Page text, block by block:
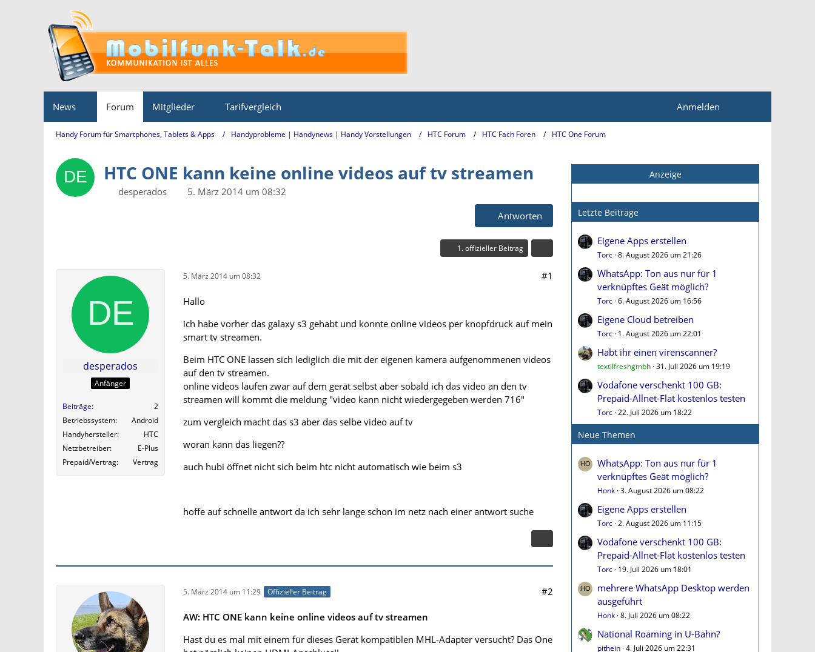
News Forum Mitglieder Tarifvergleich Anmelden
Handy Forum für Smartphones, Tablets & Apps Handyprobleme | Handynews | Handy Vorstellungen HTC Forum HTC Fach Foren HTC One Forum
HTC ONE kann keine online videos auf tv streamen
desperados
5. März 2014 um 08:32
Antworten
1. offizieller Beitrag
desperados
Anfänger
Beiträge
2
Betriebssystem
Android
Handyhersteller
HTC
Netzbetreiber
E-Plus
Prepaid/Vertrag
Vertrag
5. März 2014 um 08:32 #1
Hallo
ich habe vorher das galaxy s3 gehabt und konnte online videos per knopfdruck auf mein
smart tv streamen.
Beim HTC ONE lassen sich lediglich die mit der eigenen kamera aufgenommenen videos
auf den tv streamen.
online videos laufen zwar auf dem gerät selbst aber sobald ich das video an den tv
streamen will kommt die meldung "video kann nicht wiedergegeben werden 716"
zum vergleich macht das s3 aber das selbe video auf tv
woran kann das liegen??
auch hubi öffnet nicht sich beim htc nicht automatisch wie beim s3
hoffe auf schnelle antwort da ich sehr lange schon im netz nach einer antwort suche
5. März 2014 um 11:29 Offizieller Beitrag #2
AW: HTC ONE kann keine online videos auf tv streamen
Hast du es mal mit einem für dieses Gerät kompatiblen MHL-Adapter versucht? Das One
Anzeige
Letzte Beiträge
Eigene Apps erstellen
Torc 8. August 2026 um 21:26
WhatsApp: Ton aus nur für 1
verknüpftes Geät möglich?
Torc 6. August 2026 um 16:56
Eigene Cloud betreiben
Torc 1. August 2026 um 22:01
Habt ihr einen virenscanner?
textilfreshgmbh 31. Juli 2026 um 19:19
Vodafone verschenkt 100 GB:
Prepaid-Allnet-Flat kostenlos testen
Torc 22. Juli 2026 um 18:22
Neue Themen
WhatsApp: Ton aus nur für 1
verknüpftes Geät möglich?
Honk 3. August 2026 um 08:22
Eigene Apps erstellen
Torc 2. August 2026 um 11:15
Vodafone verschenkt 100 GB:
Prepaid-Allnet-Flat kostenlos testen
Torc 19. Juli 2026 um 18:01
mehrere WhatsApp Desktop werden
ausgeführt
Honk 8. Juli 2026 um 08:22
National Roaming in U-Bahn?
pithein 4. Juli 2026 um 22:31